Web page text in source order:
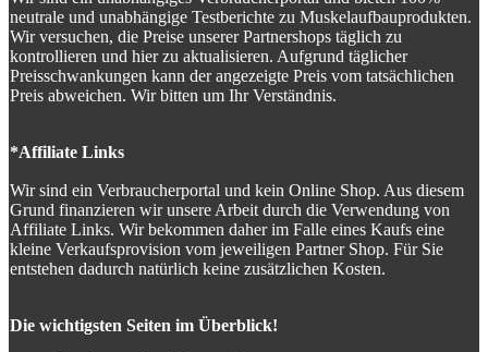
neutrale und unabhängige Testberichte zu Muskelaufbauprodukten.
Wir versuchen, die Preise unserer Partnershops täglich zu
kontrollieren und hier zu aktualisieren. Aufgrund täglicher
Preisschwankungen kann der angezeigte Preis vom tatsächlichen
Preis abweichen. Wir bitten um Ihr Verständnis.
*Affiliate Links
Wir sind ein Verbraucherportal und kein Online Shop. Aus diesem
Grund finanzieren wir unsere Arbeit durch die Verwendung von
Affiliate Links. Wir bekommen daher im Falle eines Kaufs eine
kleine Verkaufsprovision vom jeweiligen Partner Shop. Für Sie
entstehen dadurch natürlich keine zusätzlichen Kosten.
Die wichtigsten Seiten im Überblick!